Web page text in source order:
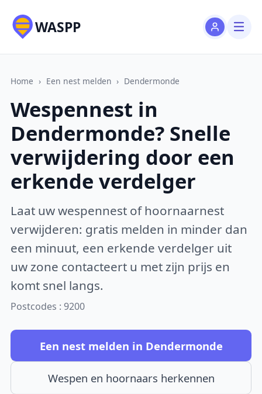
WASPP
Home › Een nest melden › Dendermonde
Wespennest in
Dendermonde? Snelle
verwijdering door een
erkende verdelger
Laat uw wespennest of hoornaarnest
verwijderen: gratis melden in minder dan
een minuut, een erkende verdelger uit
uw zone contacteert u met zijn prijs en
komt snel langs.
Postcodes : 9200
Een nest melden in Dendermonde
Wespen en hoornaars herkennen